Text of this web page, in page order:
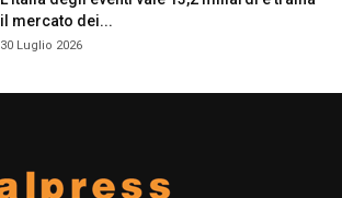
il mercato dei...
30 Luglio 2026